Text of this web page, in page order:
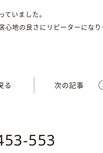
いました。
心地の良さにリピーターにな
る 次の記事
553